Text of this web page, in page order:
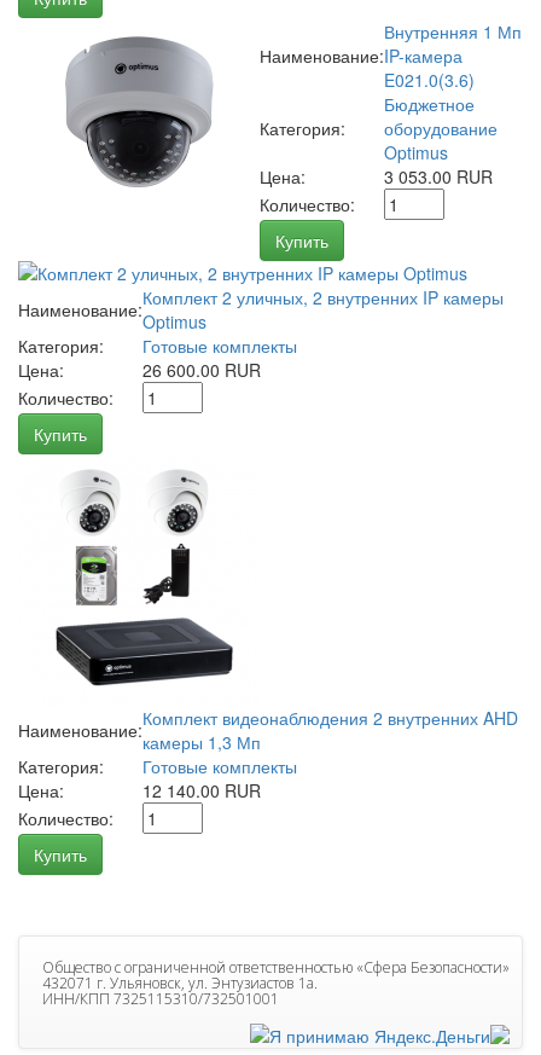
Наименование:
Внутренняя 1 Мп
IP-камера
E021.0(3.6)
Категория:
Бюджетное
оборудование
Optimus
Цена:
3 053.00 RUR
Количество:
Купить
Наименование:Комплект 2 уличных, 2 внутренних IP камеры
Optimus
Категория:
Готовые комплекты
Цена:
26 600.00 RUR
Количество:
Купить
Наименование:Комплект видеонаблюдения 2 внутренних AHD
камеры 1,3 Мп
Категория:
Готовые комплекты
Цена:
12 140.00 RUR
Количество:
Купить
Общество с ограниченной ответственностью «Сфера Безопасности»
432071 г. Ульяновск, ул. Энтузиастов 1а.
ИНН/КПП 7325115310/732501001